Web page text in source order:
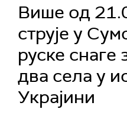
Више од
струје у
руске снаге
два села у
Украјини